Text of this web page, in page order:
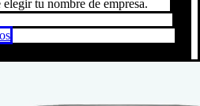
tu nombre de empresa.